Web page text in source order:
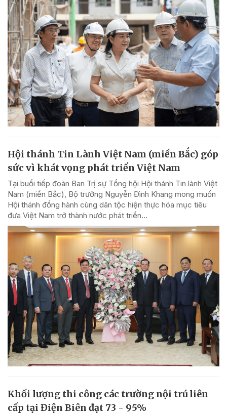
Hội thánh Tin Lành Việt Nam (miền Bắc) góp
sức vì khát vọng phát triển Việt Nam
Tại buổi tiếp đoàn Ban Trị sự Tổng hội Hội thánh Tin lành Việt
Nam (miền Bắc), Bộ trưởng Nguyễn Đình Khang mong muốn
Hội thánh đồng hành cùng dân tộc hiện thực hóa mục tiêu
đưa Việt Nam trở thành nước phát triển...
Khối lượng thi công các trường nội trú liên
cấp tại Điện Biên đạt 73 - 95%